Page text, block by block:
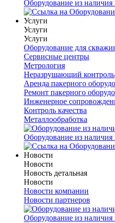
Оборудование из
Услуги
Услуги
Услуги
Оборудование для
Сервисные центры
Метрология
Неразрушающий контроль
Аренда пакерного
Ремонт пакерного
Инженерное
Контроль качества
Металлообработка
Оборудование из
Новости
Новости
Новость детальная
Новости
Новости компании
Новости партнеров
Оборудование из